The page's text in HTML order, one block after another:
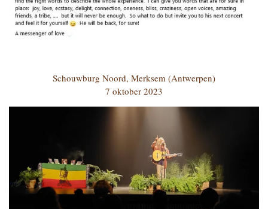
Schouwburg Noord, Merksem (Antwerpen)
7 oktober 2023